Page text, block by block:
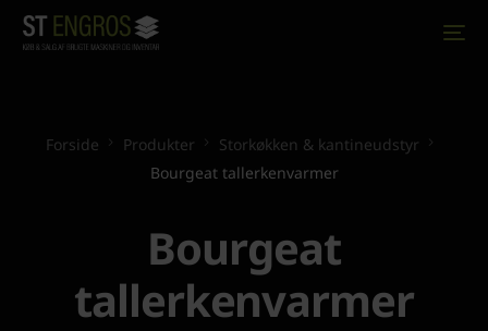
Forside Produkter
Storkøkken & kantineudstyr
Bourgeat tallerkenvarmer
Bourgeat
tallerkenvarmer